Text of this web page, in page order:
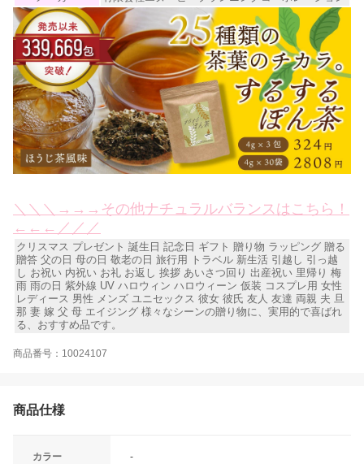
＼＼＼→→→その他ナチュラルバランスはこちら！
←←←／／／
クリスマス プレゼント 誕生日 記念日 ギフト 贈り物 ラッピング 贈る
贈答 父の日 母の日 敬老の日 旅行用 トラベル 新生活 引越し 引っ越
し お祝い 内祝い お礼 お返し 挨拶 あいさつ回り 出産祝い 里帰り 梅
雨 雨の日 紫外線 UV ハロウィン ハロウィーン 仮装 コスプレ用 女性
レディース 男性 メンズ ユニセックス 彼女 彼氏 友人 友達 両親 夫 旦
那 妻 嫁 父 母 エイジング 様々なシーンの贈り物に、実用的で喜ばれ
る、おすすめ品です。
商品番号：10024107
商品仕様
カラー -